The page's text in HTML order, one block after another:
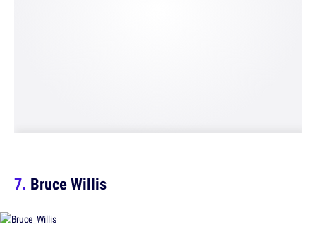
Bruce Willis